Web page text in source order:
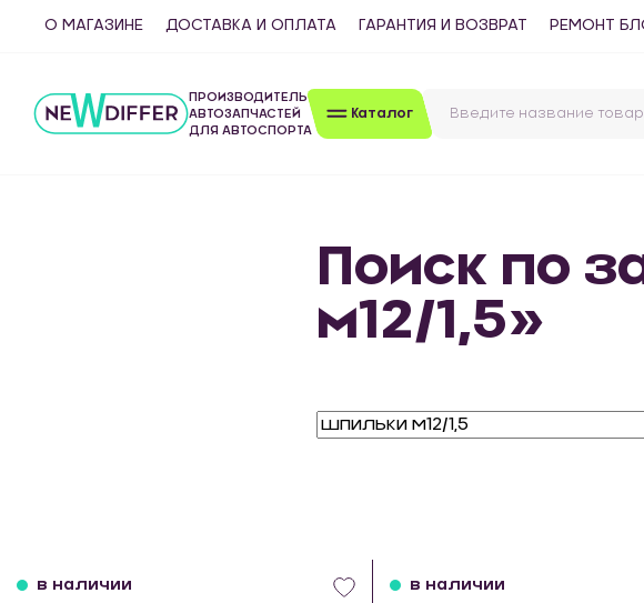
О МАГАЗИНЕ ДОСТАВКА И ОПЛАТА ГАРАНТИЯ И ВОЗВРАТ РЕМОНТ
ПРОИЗВОДИТЕЛЬ
АВТОЗАПЧАСТЕЙ
ДЛЯ АВТОСПОРТА
Каталог
Поиск по
м12/1,5»
в наличии в наличии